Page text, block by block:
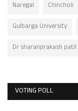
Naregal
Chincholi
Gulbarga University
Dr sharanprakash patil
VOTING POLL